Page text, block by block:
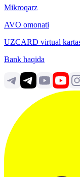
Mikroqarz
AVO omonati
UZCARD virtual
Bank haqida